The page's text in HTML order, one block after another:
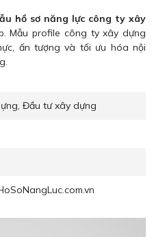
hồ sơ năng lực công ty xây
Mẫu profile công ty xây dựng
ấn tượng và tối ưu hóa nội
Đầu tư xây dựng